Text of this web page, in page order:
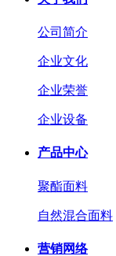
公司简介
企业文化
企业荣誉
企业设备
产品中心
聚酯面料
自然混合面料
营销网络